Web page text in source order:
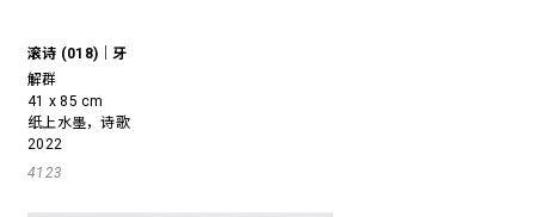
滚诗 (018)｜牙
解群
41 x 85 cm
纸上水墨，诗歌
2022
4123